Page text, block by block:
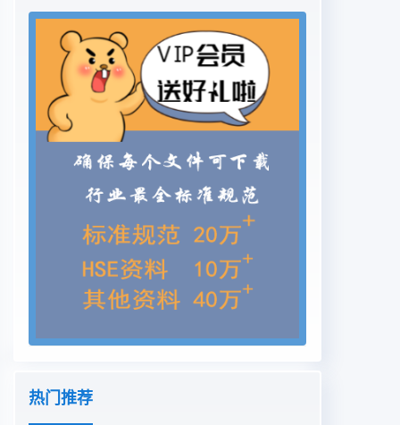
6010014.2420.00二氧化碳重整反应活性当原料气
CH:CO2=1:17002717×10-
50.0545.1545.154.854.858007.071×10-
30.2033.4333.4316.5716.57时,还原后的 Ni sio2催
化剂能够实现平衡转化0.30.52158315833413.17且
表现出对CO有较高的选择性;而CuO和
Fe2O310001600.024.854.85451444催化剂经过还
原处理后失活速率较快,他们推测是
1000306100.951.361.364644864积炭所致.
Hansen4把Fe、Co、Ni负载于A2O3和
载体上,在400~800℃温度下研究了催化活
1328×150.9900004.93493性实验结果也说明催化
剂活性最好,寿命最长铂
150594×1050.990.030.0349.974997系金属是活
《气化和气体合成反应的热力牙利科学家 Solymosi
和他的同事们做了大量的研学》一书对煤的气化、水
热门推荐